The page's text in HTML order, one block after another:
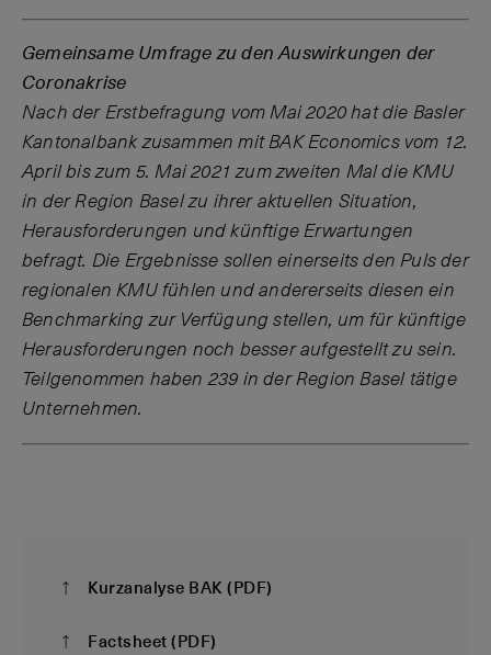
Gemeinsame Umfrage zu den Auswirkungen der
Coronakrise
Nach der Erstbefragung vom Mai 2020 hat die Basler
Kantonalbank zusammen mit BAK Economics vom 12.
April bis zum 5. Mai 2021 zum zweiten Mal die KMU
in der Region Basel zu ihrer aktuellen Situation,
Herausforderungen und künftige Erwartungen
befragt. Die Ergebnisse sollen einerseits den Puls der
regionalen KMU fühlen und andererseits diesen ein
Benchmarking zur Verfügung stellen, um für künftige
Herausforderungen noch besser aufgestellt zu sein.
Teilgenommen haben 239 in der Region Basel tätige
Unternehmen.
Kurzanalyse BAK (PDF)
Factsheet (PDF)